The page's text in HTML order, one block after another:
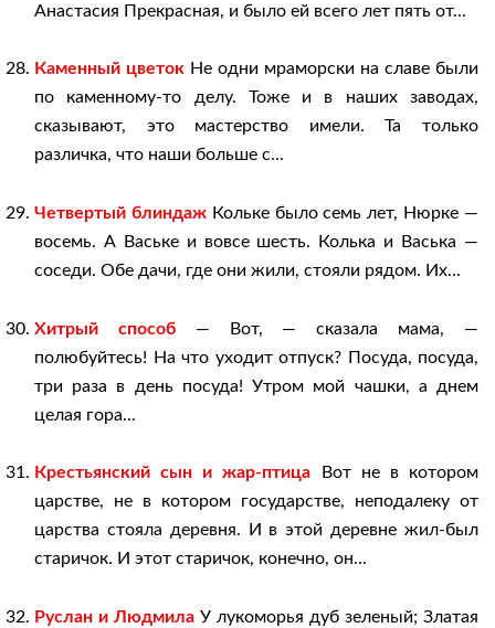
Анастасия Прекрасная, и было ей всего лет пять от...
Каменный цветок Не одни мраморски на славе были
по каменному-то делу. Тоже и в наших заводах,
сказывают, это мастерство имели. Та только
различка, что наши больше с...
Четвертый блиндажКольке было семь лет, Нюрке —
восемь. А Ваське и вовсе шесть. Колька и Васька —
соседи. Обе дачи, где они жили, стояли рядом. Их...
Хитрый способ— Вот, — сказала мама, —
полюбуйтесь! На что уходит отпуск? Посуда, посуда,
три раза в день посуда! Утром мой чашки, а днем
целая гора...
Крестьянский сын и жар-птица Вот не в котором
царстве, не в котором государстве, неподалеку от
царства стояла деревня. И в этой деревне жил-был
старичок. И этот старичок, конечно, он...
Руслан и Людмила У лукоморья дуб зеленый; Златая